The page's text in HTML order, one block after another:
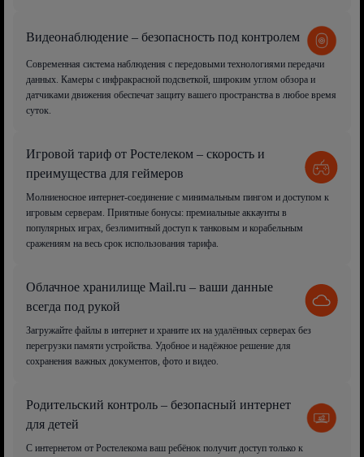
Видеонаблюдение – безопасность под контролем
Современная система наблюдения с передовыми технологиями передачи
данных. Камеры с инфракрасной подсветкой, широким углом обзора и
датчиками движения обеспечат защиту вашего пространства в любое время
суток.
Игровой тариф от Ростелеком – скорость и
преимущества для геймеров
Молниеносное интернет-соединение с минимальным пингом и доступом к
игровым серверам. Приятные бонусы: премиальные аккаунты в
популярных играх, безлимитный доступ к танковым и корабельным
сражениям на весь срок использования тарифа.
Облачное хранилище Mail.ru – ваши данные
всегда под рукой
Загружайте файлы в интернет и храните их на удалённых серверах без
перегрузки памяти устройства. Удобное и надёжное решение для
сохранения важных документов, фото и видео.
Родительский контроль – безопасный интернет
для детей
С интернетом от Ростелекома ваш ребёнок получит доступ только к